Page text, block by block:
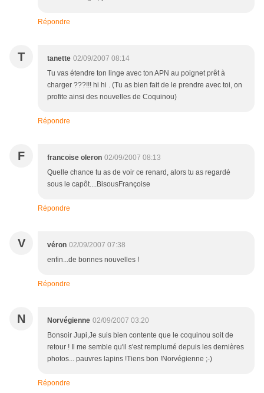
Répondre
T tanette 02/09/2007 08:14
Tu vas étendre ton linge avec ton APN au poignet prêt à
charger ???!!! hi hi . (Tu as bien fait de le prendre avec toi, on
profite ainsi des nouvelles de Coquinou)
Répondre
F francoise oleron 02/09/2007 08:13
Quelle chance tu as de voir ce renard, alors tu as regardé
sous le capôt....BisousFrançoise
Répondre
V véron 02/09/2007 07:38
enfin...de bonnes nouvelles !
Répondre
N Norvégienne 02/09/2007 03:20
Bonsoir Jupi,Je suis bien contente que le coquinou soit de
retour ! Il me semble qu'il s'est remplumé depuis les dernières
photos... pauvres lapins !Tiens bon !Norvégienne ;-)
Répondre